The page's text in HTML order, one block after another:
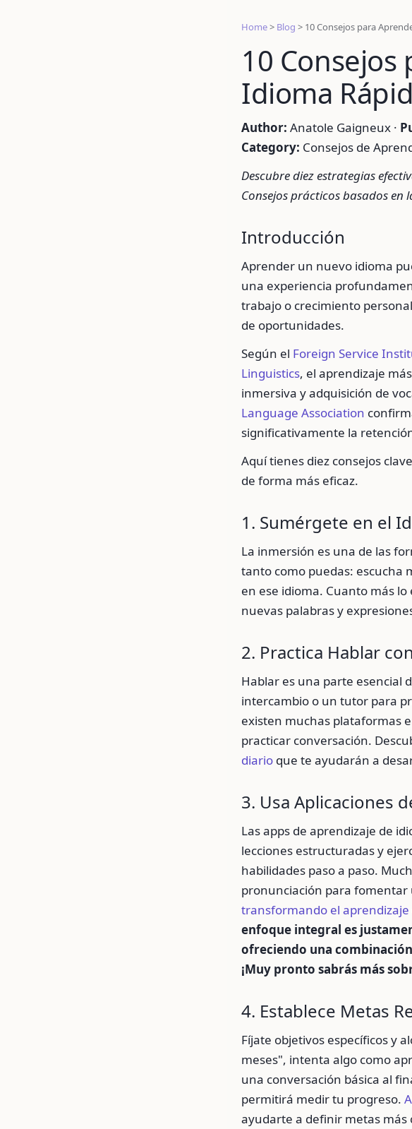
Home> Blog > 10 Consejos para
10
Idioma
Author: Anatole Gaigneux ·
Category: Consejos de
Descubre diez estrategias
Consejos prácticos basados
Introducción
Aprender un nuevo idioma
una experiencia
trabajo o crecimiento
de oportunidades.
Según el Foreign Service
Linguistics, el aprendizaje
inmersiva y adquisición de
Language Association
significativamente la
Aquí tienes diez consejos
de forma más eficaz.
1. Sumérgete en el
La inmersión es una de las
tanto como puedas: escucha
en ese idioma. Cuanto más
nuevas palabras y
2. Practica Hablar
Hablar es una parte esencial
intercambio o un tutor para
existen muchas plataformas
practicar conversación.
diario que te ayudarán a
3. Usa Aplicaciones
Las apps de aprendizaje de
lecciones estructuradas y
habilidades paso a paso.
pronunciación para fomentar
transformando el aprendizaje
enfoque integral es
ofreciendo una
¡Muy pronto sabrás más
4. Establece Metas
Fíjate objetivos específicos y
meses", intenta algo como
una conversación básica al
permitirá medir tu progreso.
ayudarte a definir metas más